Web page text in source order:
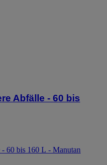
Abfälle - 60 bis
60 bis 160 L - Manutan